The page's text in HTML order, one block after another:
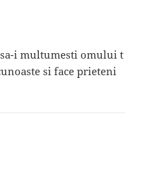
i multumesti omului t
si face prieteni